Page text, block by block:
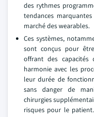
des rythmes
tendances
marché des wearables.
Ces systèmes,
sont conçus pour
offrant des capacités
harmonie avec les
leur durée de
sans danger de
chirurgies
risques pour le